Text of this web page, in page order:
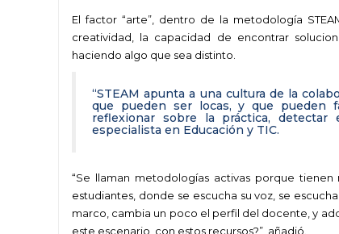
El factor “arte”, dentro de la metodología
creatividad, la capacidad de encontrar
haciendo algo que sea distinto.
“STEAM apunta a una cultura de la
que pueden ser locas, y que pueden
reflexionar sobre la práctica,
especialista en Educación y TIC.
“Se llaman metodologías activas porque
estudiantes, donde se escucha su voz, se
marco, cambia un poco el perfil del docente, y
este escenario, con estos recursos?”, añadió.